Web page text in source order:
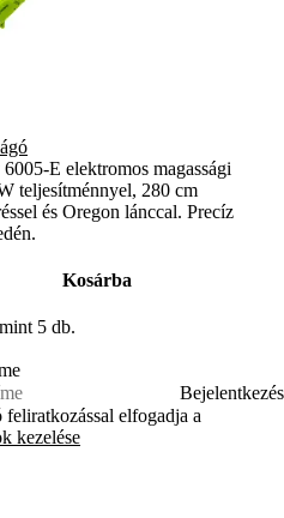
E elektromos magassági
teljesítménnyel, 280 cm
és Oregon lánccal. Precíz
Kosárba
5 db.
Bejelentkezés
elfogadja a
kezelése